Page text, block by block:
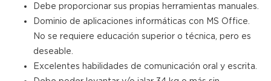
Debe proporcionar sus propias herramientas manuales.
Dominio de aplicaciones informáticas con MS Office.
No se requiere educación superior o técnica, pero es
deseable.
Excelentes habilidades de comunicación oral y escrita.